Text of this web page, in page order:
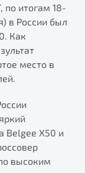
по итогам 18-
в России был
Как
место в
Belgee X50 и
высоким